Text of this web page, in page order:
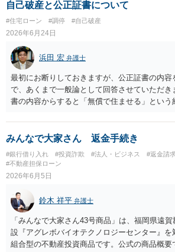
自己破産と公正証書について
#住宅ローン #調停 #自己破産
2026年6月24日
浜田 宏 弁護士
最初にお断りしておきますが、公正証書の内容
で、あくまで一般論として回答させていただ
書の内容からすると「無償で住ませる」とい
ということであれば建物賃貸借になり、賃借
に借地借家法上の保護及び抵当権より先に設
れば抵当権者にも対抗できます。しかし、建
作成よりも前にローンで購入されたものと思わ
借契約が設定されていたとしても、奥様の賃借
己破産するかどうかは、そもそも離婚の際に締
様と約束できる事柄ではありません。貴殿の経
産せざるを得なくなった場合には、経済的再
を申し立てることはやむを得ないことであり、
の公正証書での約束に違反することにはなら
みんなで大家さん 返金手続き
#銀行借り入れ #投資詐欺 #法人・ビジネス #返金請
#不動産担保ローン
2026年6月5日
鈴木 祥平 弁護士
「みんなで大家さん43号商品」は、福岡県遠
設『アグレボバイオテクノロジーセンター』を
組合型の不動産投資商品です。公式の商品概要